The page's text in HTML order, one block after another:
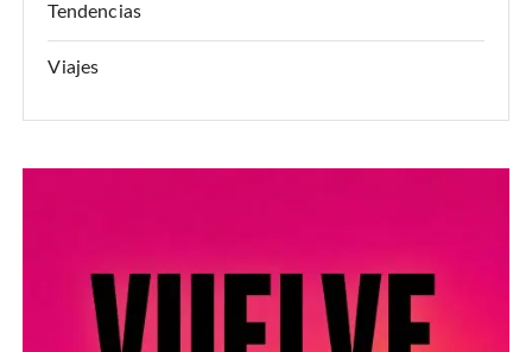
Tendencias
Viajes